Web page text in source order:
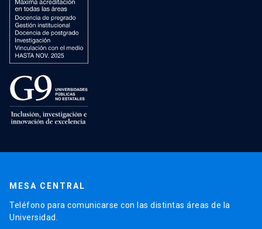
MESA CENTRAL
Teléfono para comunicarse con las distintas áreas de la
Universidad.